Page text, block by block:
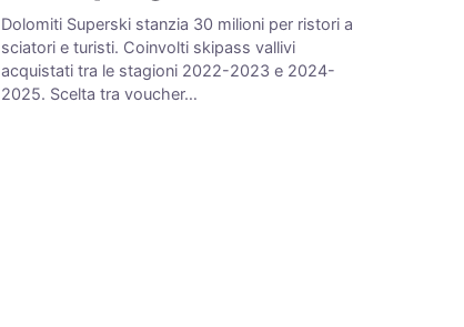
Dolomiti Superski stanzia 30 milioni per ristori a
sciatori e turisti. Coinvolti skipass vallivi
acquistati tra le stagioni 2022-2023 e 2024-
2025. Scelta tra voucher…